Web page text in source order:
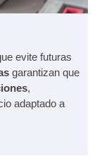
evite futuras
garantizan que
,
adaptado a